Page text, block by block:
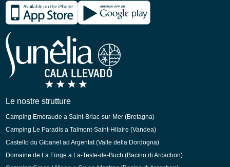
Francese
Inglese
Spagnolo
Tedesco
Olandese
Le nostre strutture
Camping Emeraude a Saint-Briac-sur-Mer (Bretagna)
Camping Le Paradis a Talmont-Saint-Hilaire (Vandea)
Castello du Gibanel ad Argentat (Valle della Dordogna)
Domaine de La Forge a La-Teste-de-Buch (Bacino di Arcachon)